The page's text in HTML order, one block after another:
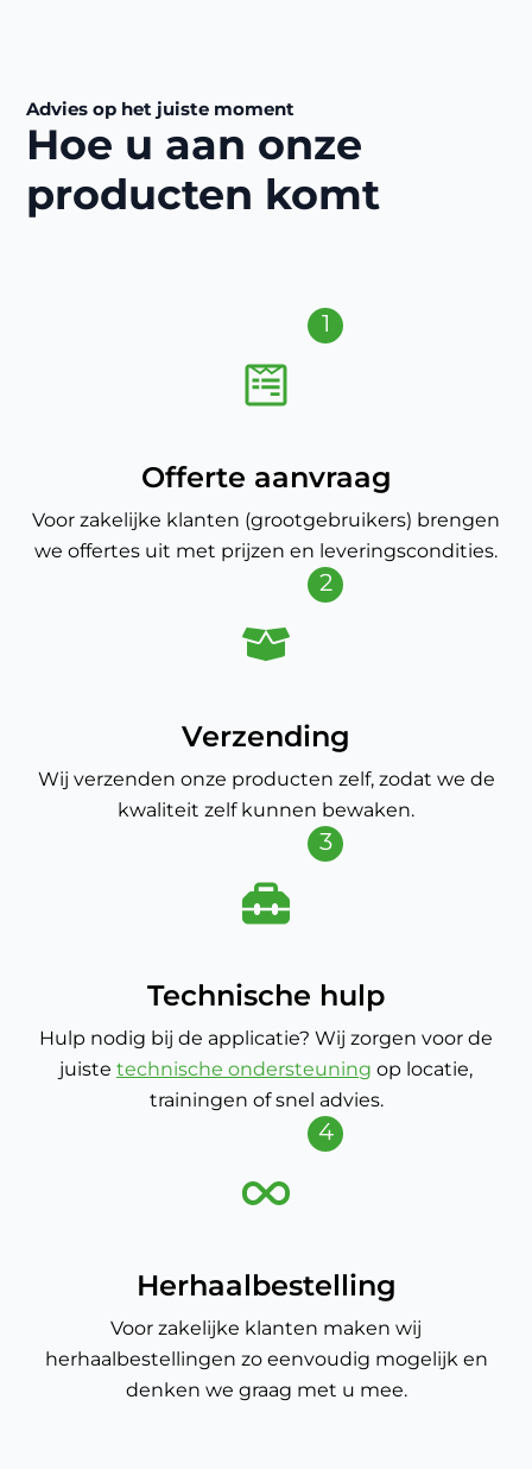
Advies op het juiste moment
Hoe u aan onze
producten komt
1
Offerte aanvraag
Voor zakelijke klanten (grootgebruikers) brengen
we offertes uit met prijzen en leveringscondities.
2
Verzending
Wij verzenden onze producten zelf, zodat we de
kwaliteit zelf kunnen bewaken.
3
Technische hulp
Hulp nodig bij de applicatie? Wij zorgen voor de
juiste technische ondersteuning op locatie,
trainingen of snel advies.
4
Herhaalbestelling
Voor zakelijke klanten maken wij
herhaalbestellingen zo eenvoudig mogelijk en
denken we graag met u mee.